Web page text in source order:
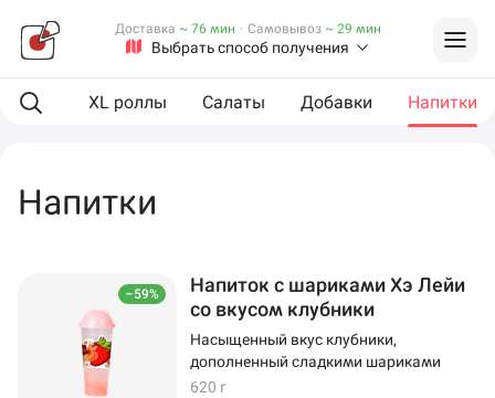
Выбрать способ получения
Доставка ~ 76 мин · Самовывоз ~ 29 мин
Роллы XL роллы Салаты Добавки Напитки
Напитки
–59%
Напиток с шариками Хэ Лейи
со вкусом клубники
Насыщенный вкус клубники,
дополненный сладкими шариками
620 г